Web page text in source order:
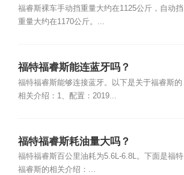
福睿斯裸车手动挡重量大约在1125公斤，自动挡
重量大约在1170公斤。...
福特福睿斯能连蓝牙吗？
福特福睿斯能够连接蓝牙。以下是关于福睿斯的
相关介绍：1、配置：2019...
福特福睿斯耗油量大吗？
福特福睿斯百公里油耗为5.6L-6.8L。下面是福特
福睿斯的相关介绍：...